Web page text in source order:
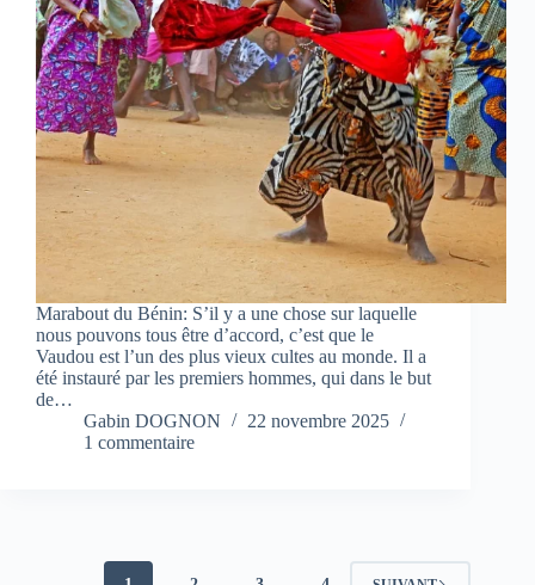
Marabout du Bénin: S’il y a une chose sur laquelle
nous pouvons tous être d’accord, c’est que le
Vaudou est l’un des plus vieux cultes au monde. Il a
été instauré par les premiers hommes, qui dans le but
de…
Gabin DOGNON
22 novembre 2025
1 commentaire